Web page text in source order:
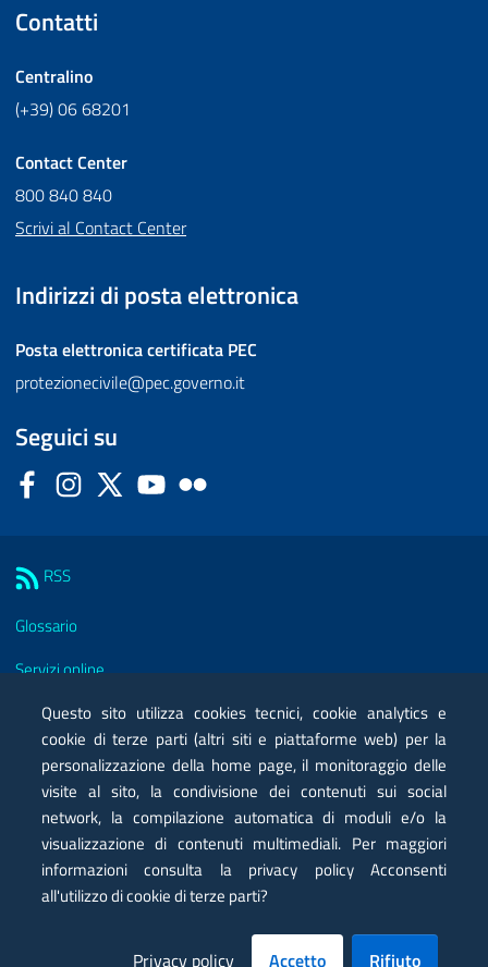
Contatti
Centralino
(+39) 06 68201
Contact Center
800 840 840
Scrivi al Contact Center
Indirizzi di posta elettronica
Posta elettronica certificata PEC
protezionecivile@pec.governo.it
Seguici su
FacebookInstagram
Twitter YouTube
RSS
Glossario
Servizi online
Moduli
Posta elettronica certificata PEC
Privacy
Note legali
Contatti
Questo sito utilizza cookies tecnici, cookie analytics e
cookie di terze parti (altri siti e piattaforme web) per la
personalizzazione della home page, il monitoraggio delle
visite al sito, la condivisione dei contenuti sui social
network, la compilazione automatica di moduli e/o la
visualizzazione di contenuti multimediali. Per maggiori
informazioni consulta la privacy policy Acconsenti
all'utilizzo di cookie di terze parti?
Privacy policy Accetto Rifiuto